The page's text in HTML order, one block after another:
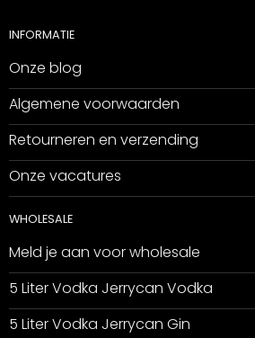
INFORMATIE
Onze blog
Algemene voorwaarden
Retourneren en verzending
Onze vacatures
WHOLESALE
Meld je aan voor wholesale
5 Liter Vodka Jerrycan Vodka
5 Liter Vodka Jerrycan Gin